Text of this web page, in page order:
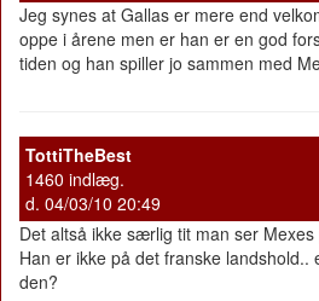
Jeg synes at Gallas er mere end
oppe i årene men er han er en god
tiden og han spiller jo sammen med
TottiTheBest
1460 indlæg.
d. 04/03/10 20:49
Det altså ikke særlig tit man ser
Han er ikke på det franske landshold..
den?